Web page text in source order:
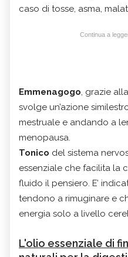
caso di tosse, asma,
Continua a
Emmenagogo, grazie
svolge un’azione
mestruale e andando a
menopausa.
Tonico del sistema
essenziale che facilita la
fluido il pensiero. E’
tendono a rimuginare e
energia solo a livello
L'olio essenziale di